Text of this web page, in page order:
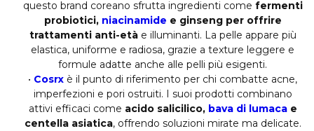
questo brand coreano sfrutta ingredienti come fermenti
probiotici, niacinamide e ginseng per offrire
trattamenti anti-etàe illuminanti. La pelle appare più
elastica, uniforme e radiosa, grazie a texture leggere e
formule adatte anche alle pelli più esigenti.
• Cosrx è il punto di riferimento per chi combatte acne,
imperfezioni e pori ostruiti. I suoi prodotti combinano
attivi efficaci come acido salicilico, bava di lumacae
centella asiatica, offrendo soluzioni mirate ma delicate.